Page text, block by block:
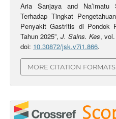
Aria Sanjaya and Na’imatu
Terhadap Tingkat
Penyakit Gastritis di Pondok
Tahun 2025”, J. Sains. Kes,
doi: 10.30872/jsk.v7i1.866.
MORE CITATION FORMATS